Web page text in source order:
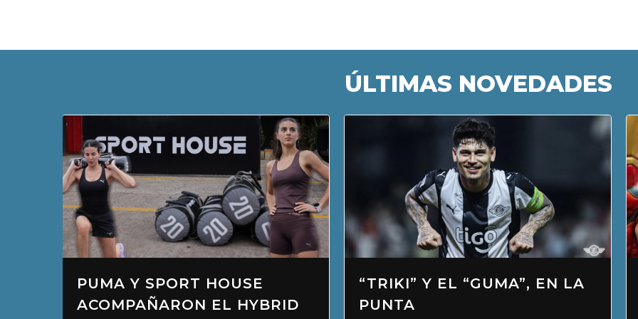
ÚLTIMAS NOVEDADES
“TRIKI” Y EL “GUMA”, EN LA
PUNTA
✅KAPPA EN SAN LORENZO
SHOPPING